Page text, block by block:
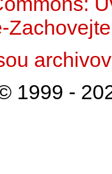
1999 -